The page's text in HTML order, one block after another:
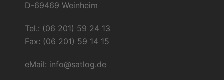
D-69469 Weinheim
Tel.: (06 201) 59 24 13
Fax: (06 201) 59 14 15
eMail: info@satlog.de